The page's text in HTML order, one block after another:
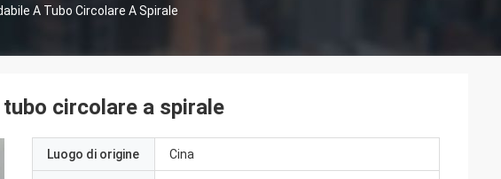
A Tubo Circolare A Spirale
circolare a spirale
Luogo di origine Cina